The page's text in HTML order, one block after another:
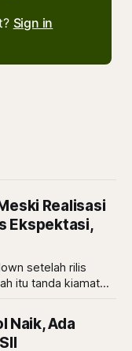
Sign in
Realisasi
Ekspektasi,
setelah rilis
itu tanda kiamat
di sini.
Naik, Ada